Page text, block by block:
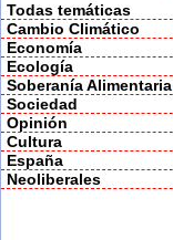
Todas temáticas
Cambio Climático
Economía
Ecología
Soberanía Alimentaria
Sociedad
Opinión
Cultura
España
Neoliberales